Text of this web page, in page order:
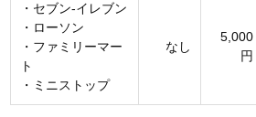
・セブン-イレブン
・ローソン
・ファミリーマー
ト
・ミニストップ
なし
5,000
円